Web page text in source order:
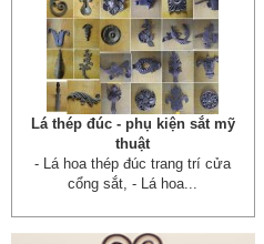
Lá thép đúc - phụ kiện sắt mỹ
thuật
- Lá hoa thép đúc trang trí cửa
cổng sắt, - Lá hoa...